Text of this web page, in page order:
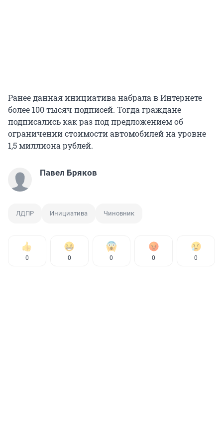
Ранее данная инициатива набрала в Интернете
более 100 тысяч подписей. Тогда граждане
подписались как раз под предложением об
ограничении стоимости автомобилей на уровне
1,5 миллиона рублей.
Павел Бряков
ЛДПР Инициатива Чиновник
0 0 0 0 0